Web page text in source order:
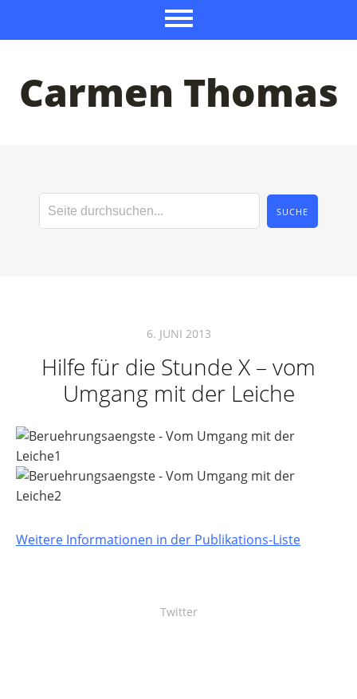
Carmen Thomas
6. JUNI 2013
Hilfe für die Stunde X – vom
Umgang mit der Leiche
Weitere Informationen in der Publikations-Liste
Twitter